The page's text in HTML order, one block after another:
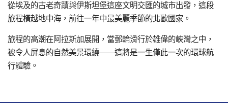
從埃及的古老奇蹟與伊斯坦堡這座文明交匯的城市出發，這段
旅程橫越地中海，前往一年中最美麗季節的北歐國家。
旅程的高潮在阿拉斯加展開，當郵輪滑行於雄偉的峽灣之中，
被令人屏息的自然美景環繞——這將是一生僅此一次的環球航
行體驗。